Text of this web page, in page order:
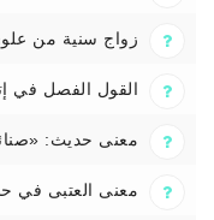
زواج سنية من
القول الفصل في
معنى حديث:
معنى العتبى في